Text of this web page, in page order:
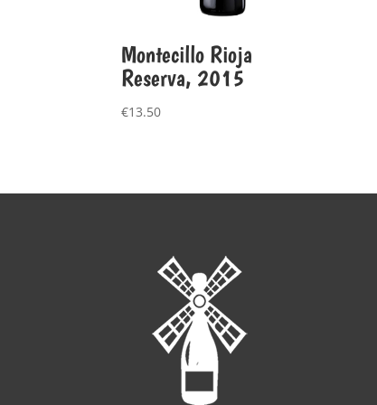
Montecillo Rioja
Reserva, 2015
€13.50